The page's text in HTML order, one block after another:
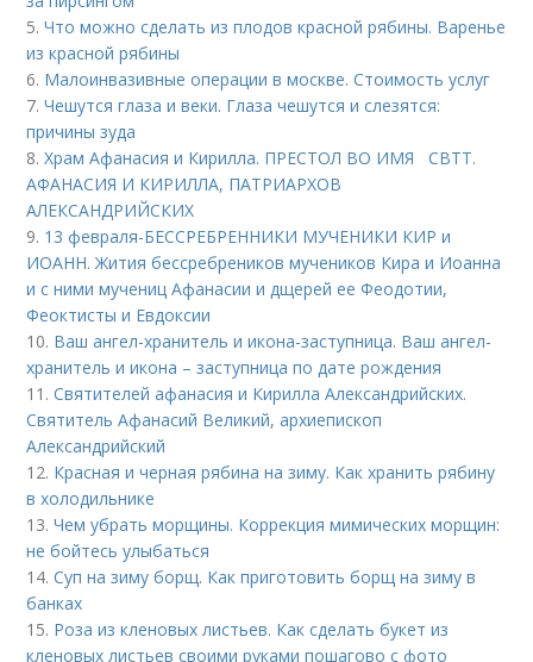
5.Что можно сделать из плодов красной рябины. Варенье
из красной рябины
6. Малоинвазивные операции в москве. Стоимость услуг
7.Чешутся глаза и веки. Глаза чешутся и слезятся:
причины зуда
8.Храм Афанасия и Кирилла. ПРЕСТОЛ ВО ИМЯ СВТТ.
АФАНАСИЯ И КИРИЛЛА, ПАТРИАРХОВ
АЛЕКСАНДРИЙСКИХ
9. 13 февраля-БЕССРЕБРЕННИКИ МУЧЕНИКИ КИР и
ИОАНН. Жития бессребреников мучеников Кира и Иоанна
и с ними мучениц Афанасии и дщерей ее Феодотии,
Феоктисты и Евдоксии
10. Ваш ангел-хранитель и икона-заступница. Ваш ангел-
хранитель и икона – заступница по дате рождения
11.Святителей афанасия и Кирилла Александрийских.
Святитель Афанасий Великий, архиепископ
Александрийский
12. Красная и черная рябина на зиму. Как хранить рябину
в холодильнике
13.Чем убрать морщины. Коррекция мимических морщин:
не бойтесь улыбаться
14.Суп на зиму борщ. Как приготовить борщ на зиму в
банках
15. Роза из кленовых листьев. Как сделать букет из
кленовых листьев своими руками пошагово с фото